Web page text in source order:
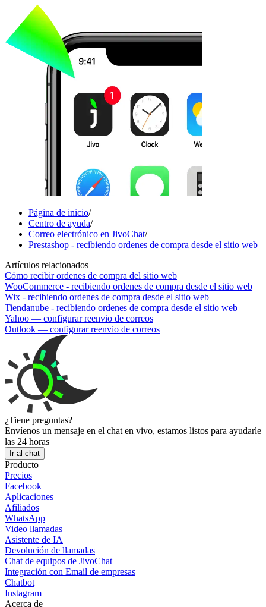
Página de inicio/
Centro de ayuda/
Correo electrónico en JivoChat/
Prestashop - recibiendo ordenes de compra desde el sitio web
Artículos relacionados
Cómo recibir ordenes de compra del sitio web
WooCommerce - recibiendo ordenes de compra desde el sitio web
Wix - recibiendo ordenes de compra desde el sitio web
Tiendanube - recibiendo ordenes de compra desde el sitio web
Yahoo — configurar reenvio de correos
Outlook — configurar reenvio de correos
¿Tiene preguntas?
Envíenos un mensaje en el chat en vivo, estamos listos para ayudarle
las 24 horas
Ir al chat
Producto
Precios
Facebook
Aplicaciones
Afiliados
WhatsApp
Video llamadas
Asistente de IA
Devolución de llamadas
Chat de equipos de JivoChat
Integración con Email de empresas
Chatbot
Instagram
Acerca de